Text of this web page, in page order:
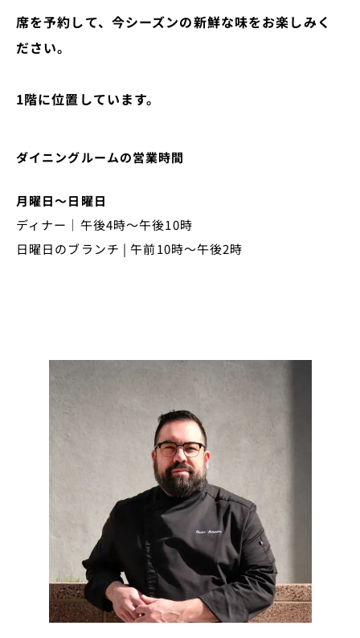
席を予約して、今シーズンの新鮮な味をお楽しみく
ださい。
1階に位置しています。
ダイニングルームの営業時間
月曜日～日曜日
ディナー｜午後4時～午後10時
日曜日のブランチ | 午前10時～午後2時